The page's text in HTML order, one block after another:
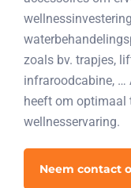
zoals bv. trapjes,
infraroodcabine, …
heeft om optimaal
wellnesservaring.
Neem contact